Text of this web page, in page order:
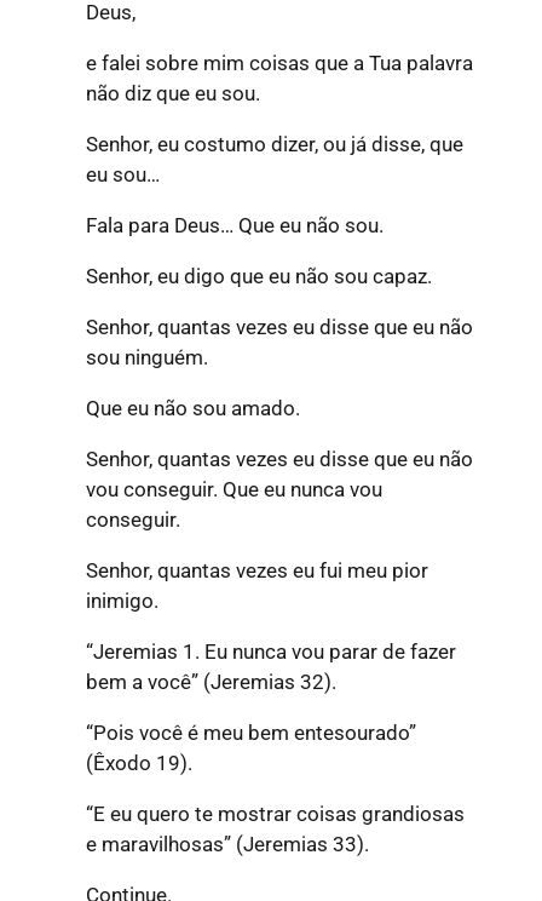
Deus,
e falei sobre mim coisas que a Tua palavra
não diz que eu sou.
Senhor, eu costumo dizer, ou já disse, que
eu sou…
Fala para Deus… Que eu não sou.
Senhor, eu digo que eu não sou capaz.
Senhor, quantas vezes eu disse que eu não
sou ninguém.
Que eu não sou amado.
Senhor, quantas vezes eu disse que eu não
vou conseguir. Que eu nunca vou
conseguir.
Senhor, quantas vezes eu fui meu pior
inimigo.
“Jeremias 1. Eu nunca vou parar de fazer
bem a você”(Jeremias 32).
“Pois você é meu bem entesourado”
(Êxodo 19).
“E eu quero te mostrar coisas grandiosas
e maravilhosas”(Jeremias 33).
Continue.